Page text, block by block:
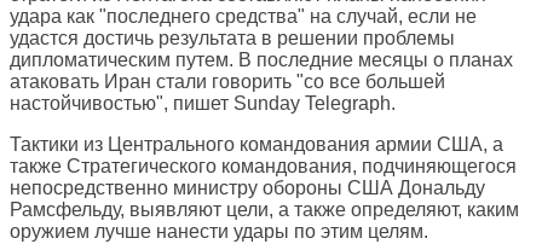
удара как "последнего средства" на случай, если не
удастся достичь результата в решении проблемы
дипломатическим путем. В последние месяцы о планах
атаковать Иран стали говорить "со все большей
настойчивостью", пишет Sunday Telegraph.
Тактики из Центрального командования армии США, а
также Стратегического командования, подчиняющегося
непосредственно министру обороны США Дональду
Рамсфельду, выявляют цели, а также определяют, каким
оружием лучше нанести удары по этим целям.